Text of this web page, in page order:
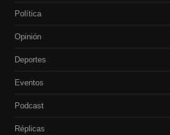
Política
Opinión
Deportes
Eventos
Podcast
Réplicas